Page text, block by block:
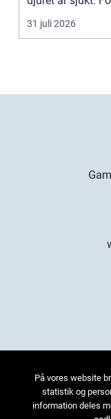
många djurä...
31 juli 2026
På vores website
statistik og
information deles